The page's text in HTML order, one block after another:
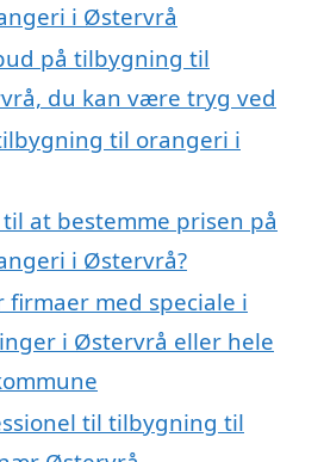
i Østervrå
på tilbygning til
du kan være tryg ved
til orangeri i
at bestemme prisen på
i Østervrå?
firmaer med speciale i
i Østervrå eller hele
til tilbygning til